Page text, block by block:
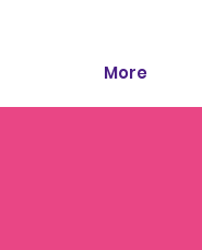
More